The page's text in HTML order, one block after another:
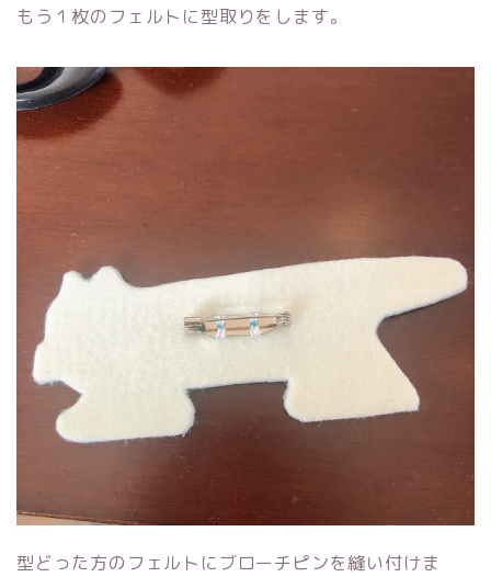
もう１枚のフェルトに型取りをします。
型どった方のフェルトにブローチピンを縫い付けま